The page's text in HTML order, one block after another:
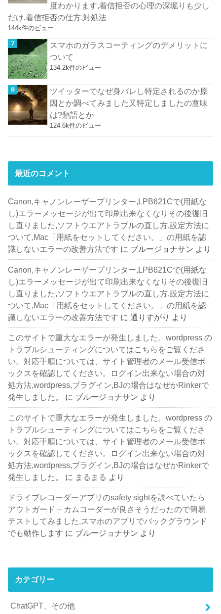
度わかります,着信拒否の心理の深堀りも少し
だけ,着信拒否の仕方,対処法
144k件のビュー
スマホのガラスコーティングのデメリットに
ついて
134.2k件のビュー
ツイッターでなぜ身バレし特定されるのか原
因とか調べてみました又特定しましたの意味
は?類語とか
124.6k件のビュー
最近のコメント
Canon,キャノンレーザープリンター,LPB621Cで(用紙な
し)エラーメッセージが出て印刷出来なくなりその後復旧
し直りました,ソフトウエアトラブルの直し方,設定方法に
ついて,Mac「用紙をセットしてください。」の用紙を認
識しないエラーの改善方法です に ブルージョナサン より
Canon,キャノンレーザープリンター,LPB621Cで(用紙な
し)エラーメッセージが出て印刷出来なくなりその後復旧
し直りました,ソフトウエアトラブルの直し方,設定方法に
ついて,Mac「用紙をセットしてください。」の用紙を認
識しないエラーの改善方法です に通りすがり より
このサイトで重大なエラーが発生しました。wordpress の
トラブルシューティングについてはこちらをご覧くださ
い。対応手順については、サイト管理者のメール受信ボ
ックスを確認してください。ログイン出来ない場合の対
処方法,wordpress,プラグイン,BJの場合はなぜかRinkerで
発生しました。
に ブルージョナサン より
このサイトで重大なエラーが発生しました。wordpress の
トラブルシューティングについてはこちらをご覧くださ
い。対応手順については、サイト管理者のメール受信ボ
ックスを確認してください。ログイン出来ない場合の対
処方法,wordpress,プラグイン,BJの場合はなぜかRinkerで
発生しました。
に まるまる より
ドライブレコーダーアプリのsafety sightを調べていたら
アウトガード – カムコーダーが良さそうだったので簡易
テストしてみました,スマホのアプリでバックグラウンド
でも動作します に ブルージョナサン より
カテゴリー
ChatGPT、その他